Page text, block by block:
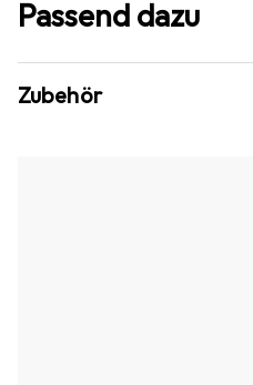
Passend dazu
Zubehör